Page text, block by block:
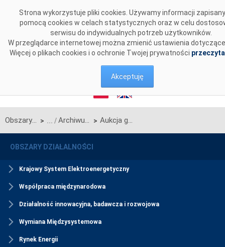
Strona wykorzystuje pliki cookies. Używamy informacji
pomocą cookies w celach statystycznych oraz w celu
serwisu do indywidualnych potrzeb użytkowników.
W przeglądarce internetowej można zmienić ustawienia
Więcej o plikach cookies i o ochronie Twojej prywatności
Akceptuję
Obszary działalności > Archiwum > Aukcja główna na rok dostaw 2026
OBSZARY DZIAŁALNOŚCI
Krajowy System Elektroenergetyczny
Współpraca międzynarodowa
Działalność innowacyjna, badawcza i rozwojowa
Wymiana Międzysystemowa
Rynek Energii